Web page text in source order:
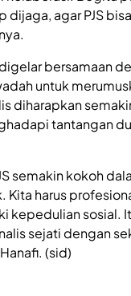
dijaga, agar PJS
bersamaan
untuk
diharapkan
tantangan
semakin kokoh
Kita harus
kepedulian sosial.
sejati dengan
(sid)